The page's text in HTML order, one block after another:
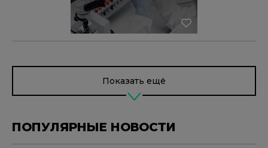
Показать ещё
ПОПУЛЯРНЫЕ НОВОСТИ